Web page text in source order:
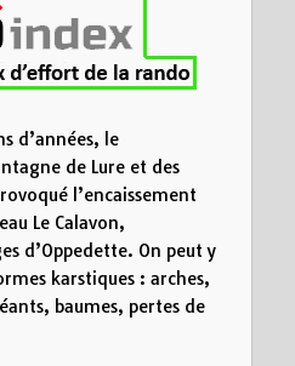
15
d’années, le
de Lure et des
l’encaissement
Le Calavon,
d’Oppedette. On peut y
karstiques : arches,
baumes, pertes de